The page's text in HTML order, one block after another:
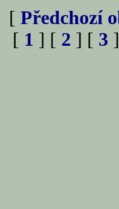
[ Předchozí
[ 1 ] [ 2 ] [ 3